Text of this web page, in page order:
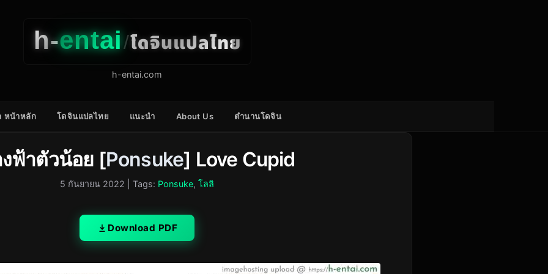
h-entai/โดจินแปลไทย
h-entai.com
หน้าหลัก โดจินแปลไทย แนะนำ About Us ตำนานโดจิน
ฟ้าตัวน้อย [Ponsuke] Love Cupid
5 กันยายน 2022 | Tags: Ponsuke, โลลิ
Download PDF